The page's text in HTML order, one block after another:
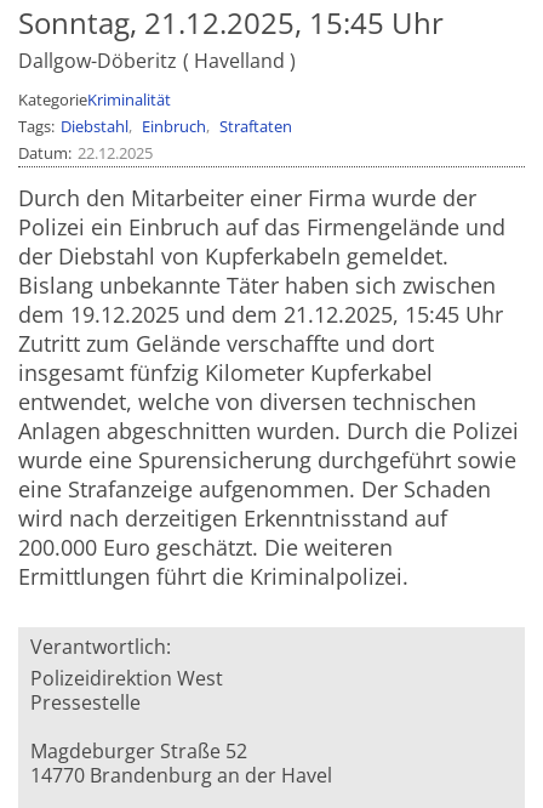
Sonntag, 21.12.2025, 15:45 Uhr
Dallgow-Döberitz Havelland
KategorieKriminalität
Tags Diebstahl Einbruch
Straftaten
Datum 22.12.2025
Durch den Mitarbeiter einer Firma wurde der
Polizei ein Einbruch auf das Firmengelände und
der Diebstahl von Kupferkabeln gemeldet.
Bislang unbekannte Täter haben sich zwischen
dem 19.12.2025 und dem 21.12.2025, 15:45 Uhr
Zutritt zum Gelände verschaffte und dort
insgesamt fünfzig Kilometer Kupferkabel
entwendet, welche von diversen technischen
Anlagen abgeschnitten wurden. Durch die Polizei
wurde eine Spurensicherung durchgeführt sowie
eine Strafanzeige aufgenommen. Der Schaden
wird nach derzeitigen Erkenntnisstand auf
200.000 Euro geschätzt. Die weiteren
Ermittlungen führt die Kriminalpolizei.
Verantwortlich:
Polizeidirektion West
Pressestelle
Magdeburger Straße 52
14770 Brandenburg an der Havel